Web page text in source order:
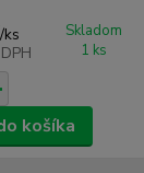
/ks
Skladom
1 ks
košíka